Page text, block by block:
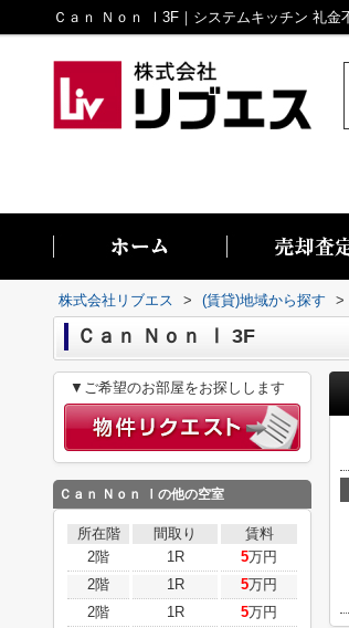
株式会社リブエス > (賃貸)地域から探す >
Ｃａｎ Ｎｏｎ Ⅰ 3F
▼ご希望のお部屋をお探しします
Ｃａｎ Ｎｏｎ Ⅰ の他の空室
所在階 間取り
賃料
2階
1R 5万円
2階
1R 5万円
2階
1R 5万円